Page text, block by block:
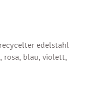
edelstahl
rosa, blau, violett,